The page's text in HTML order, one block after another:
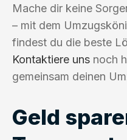
Mache dir keine
– mit dem
findest du die beste
Kontaktiere uns noch
gemeinsam deinen
Geld